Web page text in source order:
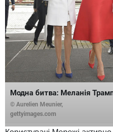
Модна битва: Меланія
© Aurelien Meunier,
gettyimages.com